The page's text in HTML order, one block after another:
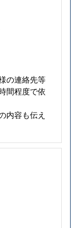
の連絡先等
間程度で依
内容も伝え